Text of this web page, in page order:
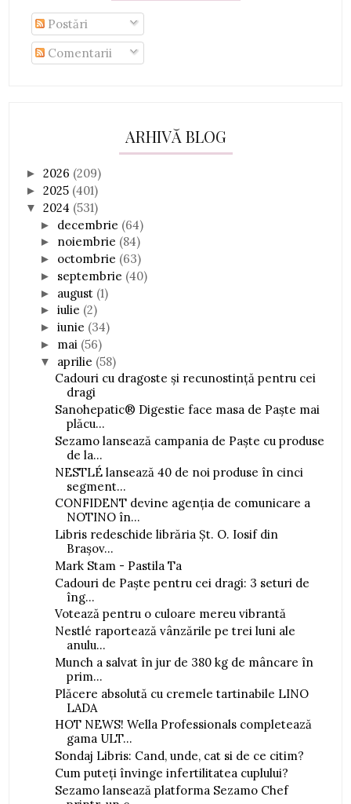
Postări
Comentarii
ARHIVĂ BLOG
►2026 (209)
►2025 (401)
▼2024 (531)
► decembrie (64)
► noiembrie (84)
► octombrie (63)
► septembrie (40)
► august (1)
►iulie (2)
►iunie (34)
► mai (56)
▼ aprilie (58)
Cadouri cu dragoste și recunostinţă pentru cei
dragi
Sanohepatic® Digestie face masa de Paște mai
plăcu...
Sezamo lansează campania de Paște cu produse
de la...
NESTLÉ lansează 40 de noi produse în cinci
segment...
CONFIDENT devine agenția de comunicare a
NOTINO în...
Libris redeschide librăria Șt. O. Iosif din
Brașov...
Mark Stam - Pastila Ta
Cadouri de Paște pentru cei dragi: 3 seturi de
îng...
Votează pentru o culoare mereu vibrantă
Nestlé raportează vânzările pe trei luni ale
anulu...
Munch a salvat în jur de 380 kg de mâncare în
prim...
Plăcere absolută cu cremele tartinabile LINO
LADA
HOT NEWS! Wella Professionals completează
gama ULT...
Sondaj Libris: Cand, unde, cat si de ce citim?
Cum puteți învinge infertilitatea cuplului?
Sezamo lansează platforma Sezamo Chef